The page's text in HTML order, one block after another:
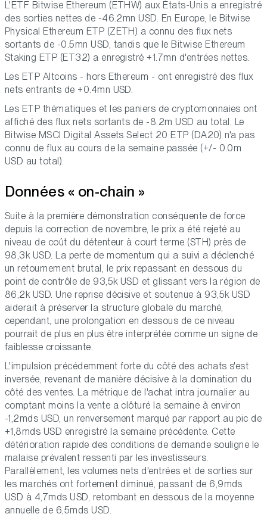
L'ETF Bitwise Ethereum (ETHW) aux États-Unis a enregistré
des sorties nettes de -46.2mn USD. En Europe, le Bitwise
Physical Ethereum ETP (ZETH) a connu des flux nets
sortants de -0.5mn USD, tandis que le Bitwise Ethereum
Staking ETP (ET32) a enregistré +1.7mn d'entrées nettes.
Les ETP Altcoins - hors Ethereum - ont enregistré des flux
nets entrants de +0.4mn USD.
Les ETP thématiques et les paniers de cryptomonnaies ont
affiché des flux nets sortants de -8.2m USD au total. Le
Bitwise MSCI Digital Assets Select 20 ETP (DA20) n'a pas
connu de flux au cours de la semaine passée (+/- 0.0m
USD au total).
Données « on-chain »
Suite à la première démonstration conséquente de force
depuis la correction de novembre, le prix a été rejeté au
niveau de coût du détenteur à court terme (STH) près de
98,3k USD. La perte de momentum qui a suivi a déclenché
un retournement brutal, le prix repassant en dessous du
point de contrôle de 93,5k USD et glissant vers la région de
86,2k USD. Une reprise décisive et soutenue à 93,5k USD
aiderait à préserver la structure globale du marché,
cependant, une prolongation en dessous de ce niveau
pourrait de plus en plus être interprétée comme un signe de
faiblesse croissante.
L'impulsion précédemment forte du côté des achats s'est
inversée, revenant de manière décisive à la domination du
côté des ventes. La métrique de l'achat intra journalier au
comptant moins la vente a clôturé la semaine à environ
-1,2mds USD, un renversement marqué par rapport au pic de
+1,8mds USD enregistré la semaine précédente. Cette
détérioration rapide des conditions de demande souligne le
malaise prévalent ressenti par les investisseurs.
Parallèlement, les volumes nets d'entrées et de sorties sur
les marchés ont fortement diminué, passant de 6,9mds
USD à 4,7mds USD, retombant en dessous de la moyenne
annuelle de 6,5mds USD.